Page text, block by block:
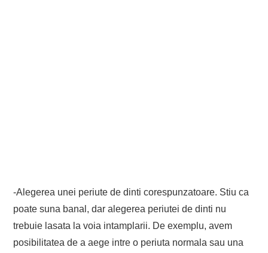
-Alegerea unei periute de dinti corespunzatoare. Stiu ca
poate suna banal, dar alegerea periutei de dinti nu
trebuie lasata la voia intamplarii. De exemplu, avem
posibilitatea de a aege intre o periuta normala sau una